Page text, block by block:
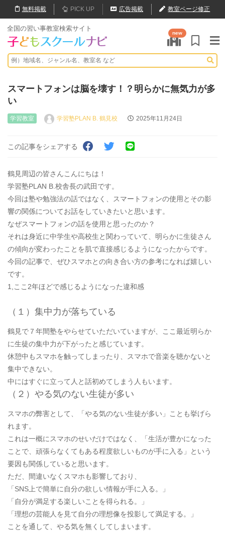
無料掲載 PICK UP 広告掲載 教室ページ修正
全国の習い事教室検索サイト
new
スマートフォンは脳を壊す！？明らかに無気力が多
い
学習教室 学習塾PLAN B. 鶴見校 2025年11月24日
この記事をシェアする
鶴見周辺の皆さんこんにちは！
学習塾PLAN B.校舎長の武田です。
今回は塾や勉強法の話ではなく、スマートフォンの使用とその影
響の関係についてお話をしていきたいと思います。
なぜスマートフォンの話を使用と思ったのか？
それは身近に中学生や高校生と関わっていて、明らかに生徒さん
の傾向が変わったことを肌で直接感じるようになったからです。
今回の記事で、ぜひスマホとの向き合い方の参考になれば嬉しい
です。
1,ここ2年ほどで感じるようになった違和感
（１）集中力が落ちている
鶴見で７年間塾をやらせていただいていますが、ここ最近明らか
に生徒の集中力が下がったと感じています。
休憩中もスマホを触ってしまったり、スマホで音楽を聴かないと
集中できない。
中にはすぐに立って人と話初めてしまう人もいます。
（２）やる気のない生徒が多い
スマホの弊害として、「やる気のない生徒が多い」ことも挙げら
れます。
これは一概にスマホのせいだけではなく、「生活が豊かになった
ことで、頑張らなくてもある程度欲しいものが手に入る」という
要因も関係していると思います。
ただ、間違いなくスマホも影響しており、
「SNS上で簡単に自分の欲しい情報が手に入る。」
「自分が満足する楽しいことを得られる。」
「理想の芸能人を見て自分の理想像を投影して満足する。」
ことを通して、やる気を無くしてしまいます。